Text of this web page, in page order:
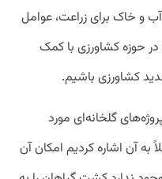
و خاک برای زراعت، عوامل
حوزه کشاورزی با کمک
کشاورزی باشیم.
گلخانه‌ای مورد
به آن اشاره کردیم امکان آن